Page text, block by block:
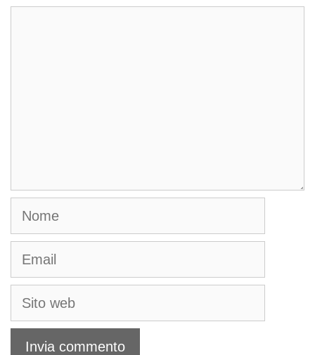
Nome
Email
Sito